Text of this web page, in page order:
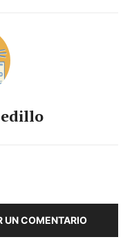
UN COMENTARIO